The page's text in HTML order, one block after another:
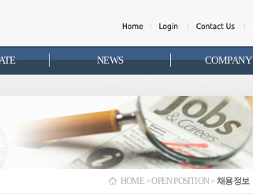
NEWS COMPANY
HOME > OPEN POSITION > 채용정보